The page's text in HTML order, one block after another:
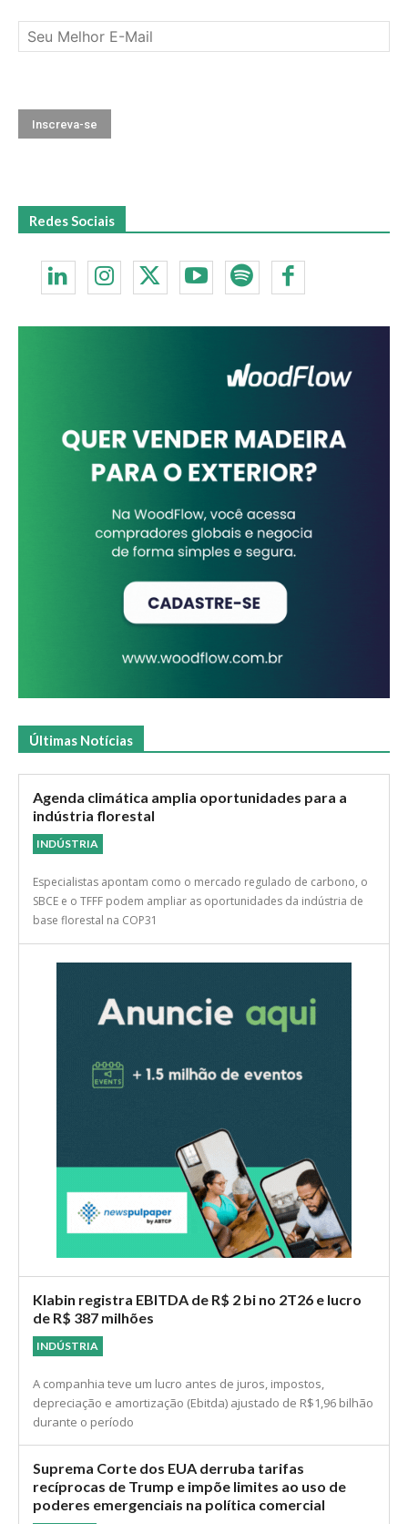
Redes Sociais
Últimas Notícias
Agenda climática amplia oportunidades para a
indústria florestal
INDÚSTRIA
Especialistas apontam como o mercado regulado de carbono, o
SBCE e o TFFF podem ampliar as oportunidades da indústria de
base florestal na COP31
Klabin registra EBITDA de R$ 2 bi no 2T26 e lucro
de R$ 387 milhões
INDÚSTRIA
A companhia teve um lucro antes de juros, impostos,
depreciação e amortização (Ebitda) ajustado de R$1,96 bilhão
durante o período
Suprema Corte dos EUA derruba tarifas
recíprocas de Trump e impõe limites ao uso de
poderes emergenciais na política comercial